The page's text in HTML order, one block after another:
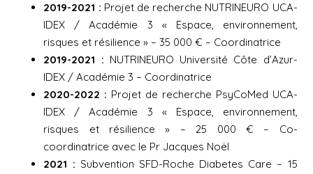
2019-2021 : Projet de recherche NUTRINEURO UCA-
IDEX / Académie 3 « Espace, environnement,
risques et résilience » – 35 000 € – Coordinatrice
2019-2021 : NUTRINEURO Université Côte d’Azur-
IDEX / Académie 3 – Coordinatrice
2020-2022 : Projet de recherche PsyCoMed UCA-
IDEX / Académie 3 « Espace, environnement,
risques et résilience » – 25 000 € – Co-
coordinatrice avec le Pr Jacques Noël
2021 : Subvention SFD-Roche Diabetes Care – 15